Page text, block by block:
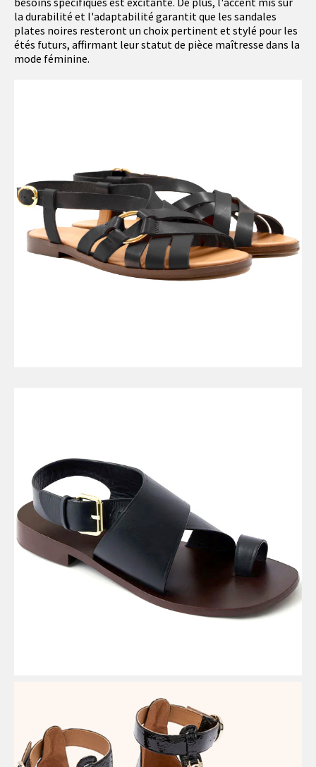
la durabilité et l'adaptabilité garantit que les sandales
plates noires resteront un choix pertinent et stylé pour les
étés futurs, affirmant leur statut de pièce maîtresse dans la
mode féminine.